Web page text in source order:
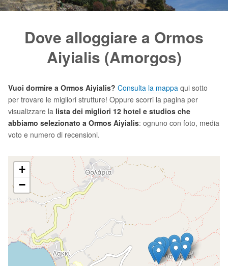
Dove alloggiare a Ormos
Aiyialis (Amorgos)
Vuoi dormire a Ormos Aiyialis? Consulta la mappa qui sotto
per trovare le migliori strutture! Oppure scorri la pagina per
visualizzare la lista dei migliori 12 hotel e studios che
abbiamo selezionato a Ormos Aiyialis: ognuno con foto, media
voto e numero di recensioni.
+
−